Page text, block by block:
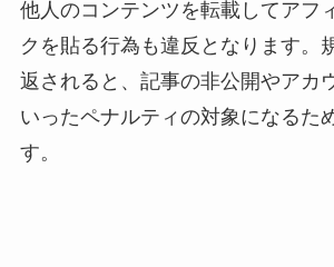
他人のコンテンツを転載してアフ
クを貼る行為も違反となります。
返されると、記事の非公開やアカ
いったペナルティの対象になるた
す。